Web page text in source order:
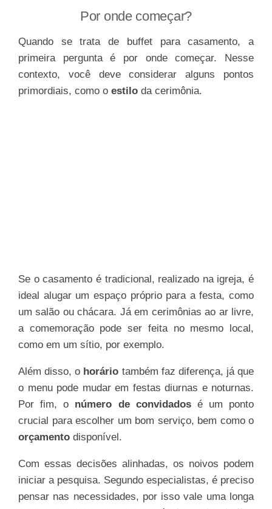
Por onde começar?
Quando se trata de buffet para casamento, a
primeira pergunta é por onde começar. Nesse
contexto, você deve considerar alguns pontos
primordiais, como o estilo da cerimônia.
Se o casamento é tradicional, realizado na igreja, é
ideal alugar um espaço próprio para a festa, como
um salão ou chácara. Já em cerimônias ao ar livre,
a comemoração pode ser feita no mesmo local,
como em um sítio, por exemplo.
Além disso, o horário também faz diferença, já que
o menu pode mudar em festas diurnas e noturnas.
Por fim, o número de convidadosé um ponto
crucial para escolher um bom serviço, bem como o
orçamento disponível.
Com essas decisões alinhadas, os noivos podem
iniciar a pesquisa. Segundo especialistas, é preciso
pensar nas necessidades, por isso vale uma longa